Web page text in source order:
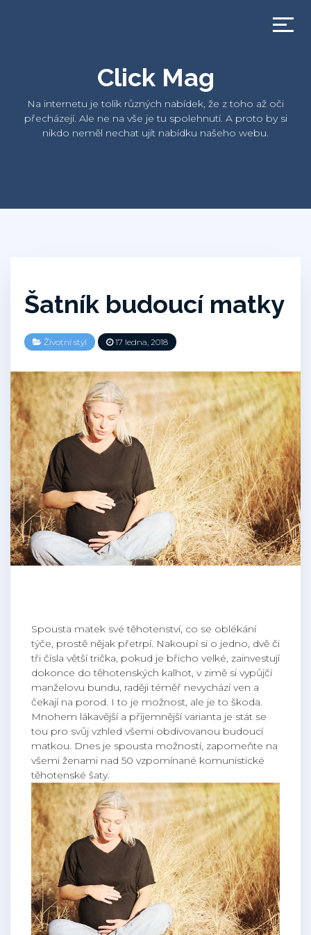
Click Mag
Na internetu je tolik různých nabídek, že z toho až oči
přecházejí. Ale ne na vše je tu spolehnutí. A proto by si
nikdo neměl nechat ujít nabídku našeho webu.
Šatník budoucí matky
Životní styl 17 ledna, 2018
Spousta matek své těhotenství, co se oblékání
týče, prostě nějak přetrpí. Nakoupí si o jedno, dvě či
tři čísla větší trička, pokud je břicho velké, zainvestují
dokonce do těhotenských kalhot, v zimě si vypůjčí
manželovu bundu, raději téměř nevychází ven a
čekají na porod. I to je možnost, ale je to škoda.
Mnohem lákavější a příjemnější varianta je stát se
tou pro svůj vzhled všemi obdivovanou budoucí
matkou. Dnes je spousta možností, zapomeňte na
všemi ženami nad 50 vzpomínané komunistické
těhotenské šaty.